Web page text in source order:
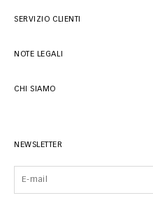
SERVIZIO CLIENTI
NOTE LEGALI
CHI SIAMO
NEWSLETTER